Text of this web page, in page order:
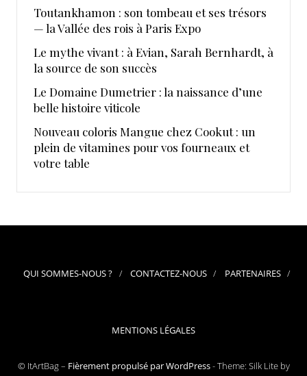
Toutankhamon : son tombeau et ses trésors
— la Vallée des rois à Paris Expo
Le mythe vivant : à Evian, Sarah Bernhardt, à
la source de son succès
Le Domaine Dumetrier : la naissance d’une
belle histoire viticole
Nouveau coloris Mangue chez Cookut : un
plein de vitamines pour vos fourneaux et
votre table
QUI SOMMES-NOUS ? CONTACTEZ-NOUS PARTENAIRES
MENTIONS LÉGALES
© ItArtBag – Fièrement propulsé par WordPress-Theme: Silk Lite by